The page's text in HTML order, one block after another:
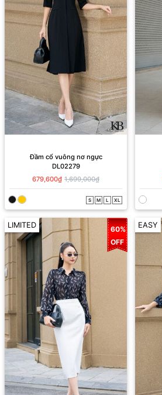
Đầm cổ vuông nơ ngực
DL02279
679,600₫ 1,699,000₫
S M L XL
LIMITED
60%
OFF
EASY